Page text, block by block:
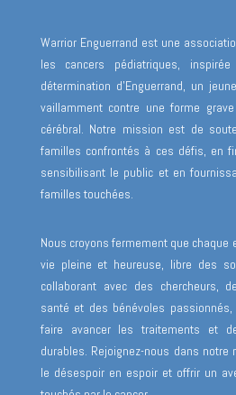
Warrior Enguerrand est une
les cancers pédiatriques,
détermination d’Enguerrand, un
vaillamment contre une forme
cérébral. Notre mission est de
familles confrontés à ces défis, en
sensibilisant le public et en
familles touchées.
Nous croyons fermement que chaque
vie pleine et heureuse, libre des
collaborant avec des chercheurs,
santé et des bénévoles
faire avancer les traitements et
durables. Rejoignez-nous dans
le désespoir en espoir et offrir un